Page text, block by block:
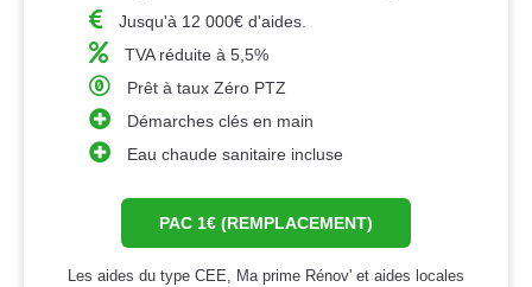
Jusqu'à 12 000€ d'aides.
TVA réduite à 5,5%
Prêt à taux Zéro PTZ
Démarches clés en main
Eau chaude sanitaire incluse
PAC 1€ (REMPLACEMENT)
Les aides du type CEE, Ma prime Rénov' et aides locales